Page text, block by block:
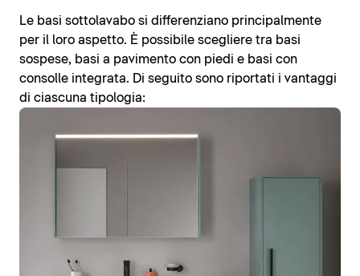
Le basi sottolavabo si differenziano principalmente
per il loro aspetto. È possibile scegliere tra basi
sospese, basi a pavimento con piedi e basi con
consolle integrata. Di seguito sono riportati i vantaggi
di ciascuna tipologia: